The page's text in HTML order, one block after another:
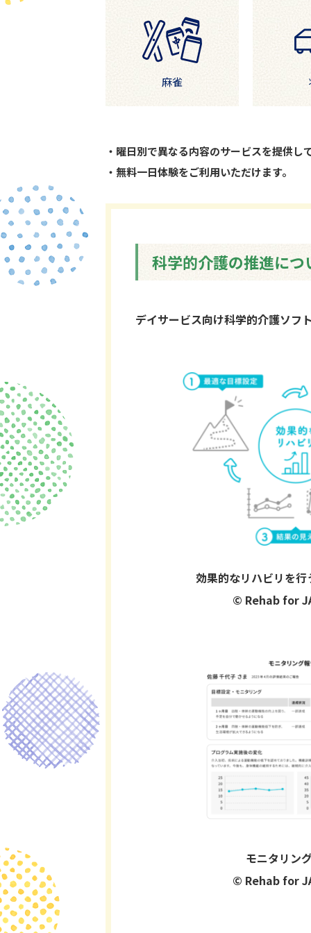
麻雀
曜日別で異なる内容のサービスを提供し
無料一日体験をご利用いただけます。
科学的介護の推進につ
デイサービス向け科学的介護ソフ
効果的なリハビリを
©︎ Rehab for
モニタリン
©︎ Rehab for